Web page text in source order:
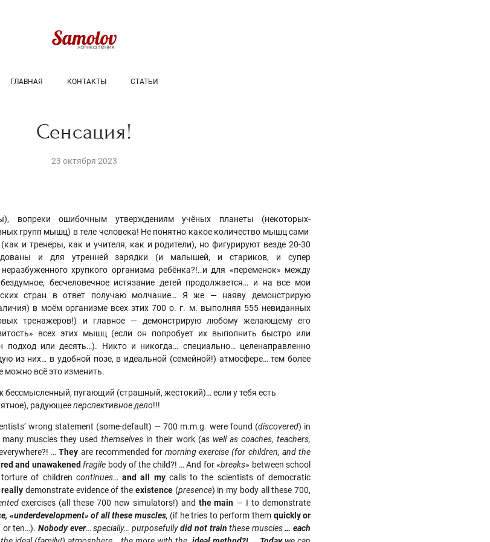
ГЛАВНАЯ КОНТАКТЫ СТАТЬИ
Сенсация!
23 октября 2023
вопреки ошибочным утверждениям учёных планеты (некоторых-
групп мышц) в теле человека! Не понятно какое количество мышц сами
и тренеры, как и учителя, как и родители), но фигурируют везде 20-30
и для утренней зарядки (и малышей, и стариков, и супер
хрупкого организма ребёнка?!..и для «переменок» между
бесчеловечное истязание детей продолжается… и на все мои
стран в ответ получаю молчание… Я же — наяву демонстрирую
в моём организме всех этих 700 о. г. м. выполняя 555 невиданных
тренажеров!) и главное — демонстрирую любому желающему его
всех этих мышц (если он попробует их выполнить быстро или
или десять…). Никто и никогда… специально… целенаправленно
из них… в удобной позе, в идеальной (семейной!) атмосфере… тем более
всё это изменить.
бессмысленный, пугающий (страшный, жестокий)… если у тебя есть
радующееперспективное дело!!!
wrong statement (some-default) — 700 m.m.g. were found (discovered) in
muscles they usedthemselves in their work (as well as coaches, teachers,
…They are recommended formorning exercise (for children, and the
and unawakened fragile body of the child?! … And for «breaks» between school
of children continues…and all mycalls to the scientists of democratic
really demonstrate evidence of the existence(presence) in my body all these 700,
exercises (all these 700 new simulators!) and the main — I to demonstrate
«underdevelopment» of all these muscles, (if he tries to perform them quickly or
or ten…). Nobody ever…specially… purposefullydid not train these muscles… each